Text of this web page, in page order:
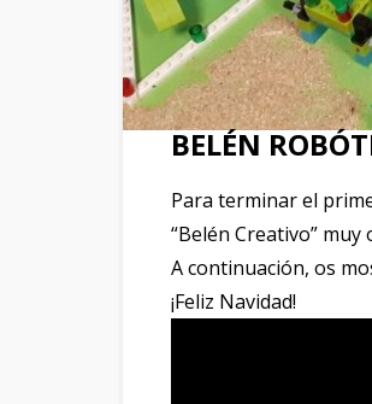
BELÉN
Para terminar el
“Belén Creativo” muy
A continuación, os
¡Feliz Navidad!